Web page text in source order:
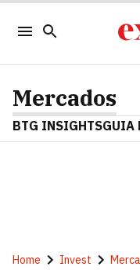
Mercados
BTG INSIGHTSGUIA
Home Invest